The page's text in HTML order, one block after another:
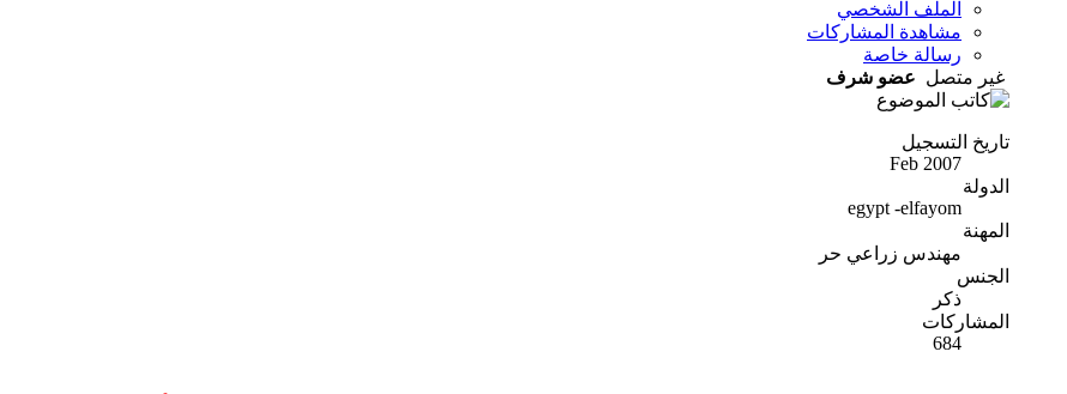
الملف الشخصي
مشاهدة المشاركات
رسالة خاصة
غير متصل عضو شرف
تاريخ التسجيل
Feb 2007
الدولة
egypt -elfayom
المهنة
مهندس زراعي حر
الجنس
ذكر
المشاركات
684